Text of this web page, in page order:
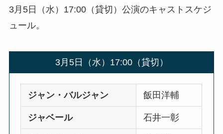
3月5日（水）17:00（貸切）公演のキャストスケジ
ュール。
3月5日（水）17:00（貸切）
ジャン・バルジャン 飯田洋輔
ジャベール 石井一彰